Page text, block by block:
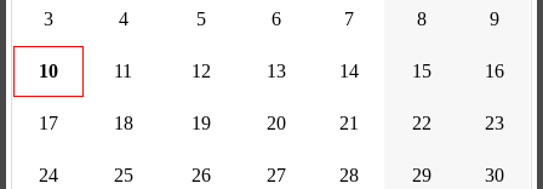
3 4 5 6 7 8 9
10 11 12 13 14 15 16
17 18 19 20 21 22 23
24 25 26 27 28 29 30